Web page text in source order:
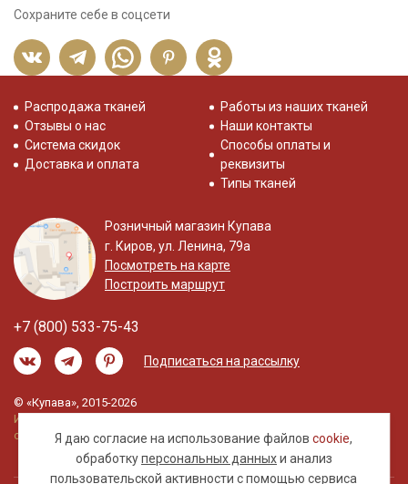
Сохраните себе в соцсети
Я даю согласие на использование файловcookie,
обработкуперсональных данныхи анализ
пользовательской активности с помощью сервиса
Распродажа тканей
Отзывы о нас
Система скидок
Доставка и оплата
Работы из наших тканей
Наши контакты
Способы оплаты и
реквизиты
Типы тканей
Розничный магазин Купава
г. Киров, ул. Ленина, 79а
Посмотреть на карте
Построить маршрут
+7 (800) 533-75-43
Подписаться на рассылку
© «Купава», 2015-2026
Информация на сайте не является публичной
офертой.